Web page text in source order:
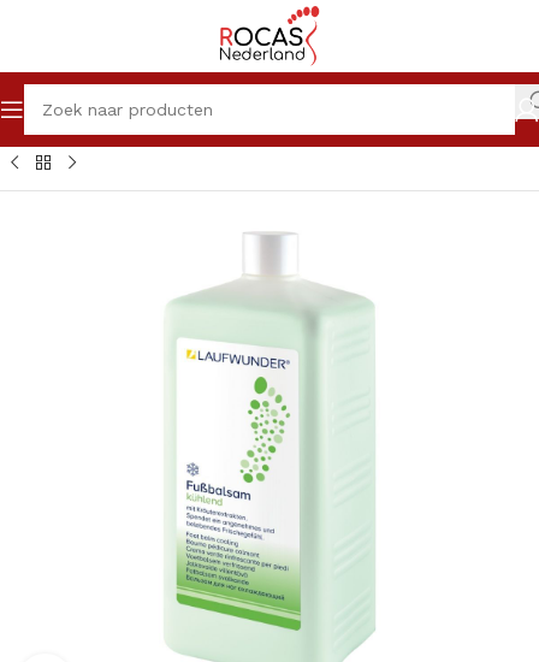
Home Winkel Pedicureproducten Crèmes Laufwunder